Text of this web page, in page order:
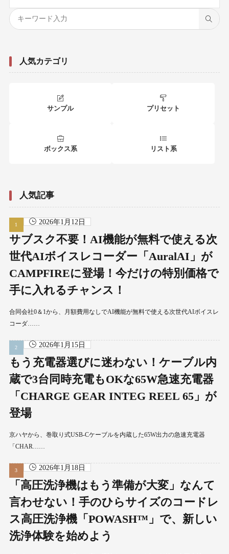
人気カテゴリ
サンプル プリセット
ボックス系 リスト系
人気記事
2026年1月12日
サブスク不要！AI機能が無料で使える次
世代AIボイスレコーダー「AuralAI」が
CAMPFIREに登場！今だけの特別価格で
手に入れるチャンス！
合同会社0＆1から、月額費用なしでAI機能が無料で使える次世代AIボイスレ
コーダ……
2026年1月15日
もう充電器選びに迷わない！ケーブル内
蔵で3台同時充電もOKな65W急速充電器
「CHARGE GEAR INTEG REEL 65」が
登場
京ハヤから、巻取り式USB-Cケーブルを内蔵した65W出力の急速充電器
「CHAR……
2026年1月18日
「高圧洗浄機はもう準備が大変」なんて
言わせない！手のひらサイズのコードレ
ス高圧洗浄機「POWASH™」で、新しい
洗浄体験を始めよう